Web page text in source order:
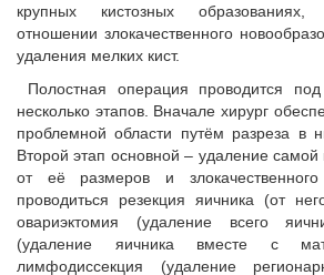
крупных кистозных
отношении злокачественного
удаления мелких кист.
Полостная операция проводится
несколько этапов. Вначале хирург
проблемной области путём разреза в
Второй этап основной – удаление самой
от её размеров и
проводиться резекция яичника (от
овариэктомия (удаление всего
(удаление яичника вместе с
лимфодиссекция (удаление